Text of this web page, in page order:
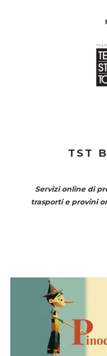
TST
Servizi online di
trasporti e provini